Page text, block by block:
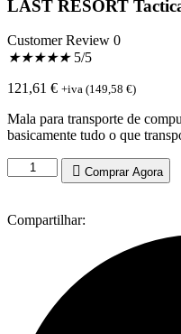
LAST RESORT
Customer Review 0
★★★★★ 5/5
121,61 € +iva (149,58 €)
Mala para transporte de
basicamente tudo o que
Quantidade
de
RESORT
Tactical
Comprar Agora
Compartilhar: